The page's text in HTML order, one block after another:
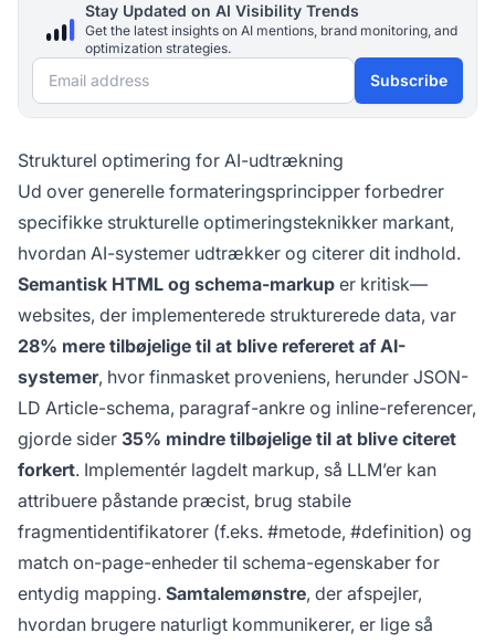
Stay Updated on AI Visibility Trends
Get the latest insights on AI mentions, brand monitoring, and
optimization strategies.
Email address Subscribe
Strukturel optimering for AI-udtrækning
Ud over generelle formateringsprincipper forbedrer
specifikke strukturelle optimeringsteknikker markant,
hvordan AI-systemer udtrækker og citerer dit indhold.
Semantisk HTML og schema-markup er kritisk—
websites, der implementerede strukturerede data, var
28% mere tilbøjelige til at blive refereret af AI-
systemer, hvor finmasket proveniens, herunder JSON-
LD Article-schema, paragraf-ankre og inline-referencer,
gjorde sider 35% mindre tilbøjelige til at blive citeret
forkert. Implementér lagdelt markup, så LLM’er kan
attribuere påstande præcist, brug stabile
fragmentidentifikatorer (f.eks. #metode, #definition) og
match on-page-enheder til schema-egenskaber for
entydig mapping. Samtalemønstre, der afspejler,
hvordan brugere naturligt kommunikerer, er lige så